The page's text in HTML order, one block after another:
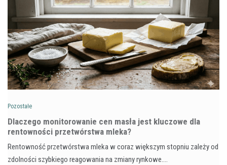
Pozostałe
Dlaczego monitorowanie cen masła jest kluczowe dla
rentowności przetwórstwa mleka?
Rentowność przetwórstwa mleka w coraz większym stopniu zależy od
zdolności szybkiego reagowania na zmiany rynkowe.…